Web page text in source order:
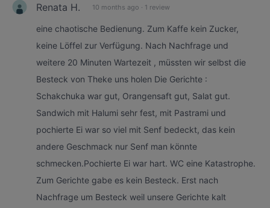
Renata H. 10 months ago · 1 review
eine chaotische Bedienung. Zum Kaffe kein Zucker,
keine Löffel zur Verfügung. Nach Nachfrage und
weitere 20 Minuten Wartezeit , müssten wir selbst die
Besteck von Theke uns holen Die Gerichte :
Schakchuka war gut, Orangensaft gut, Salat gut.
Sandwich mit Halumi sehr fest, mit Pastrami und
pochierte Ei war so viel mit Senf bedeckt, das kein
andere Geschmack nur Senf man könnte
schmecken.Pochierte Ei war hart. WC eine Katastrophe.
Zum Gerichte gabe es kein Besteck. Erst nach
Nachfrage um Besteck weil unsere Gerichte kalt